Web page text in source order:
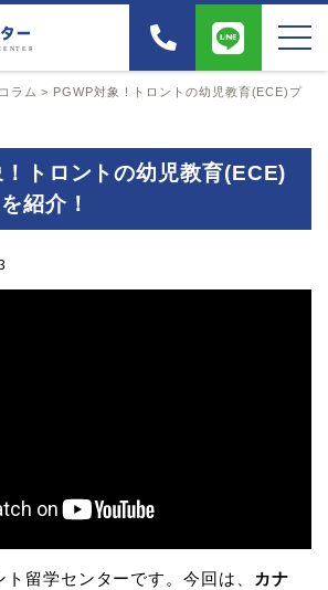
コラム > PGWP対象！トロントの幼児教育(ECE)プ
トロントの幼児教育(ECE)
紹介！
留学センターです。今回は、
カナ